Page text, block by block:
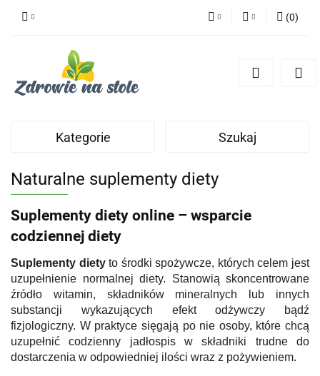
Zarejestruj się
(0)
Kategorie Szukaj
Naturalne suplementy diety
Suplementy diety online – wsparcie
codziennej diety
Suplementy dietyto środki spożywcze, których celem jest
uzupełnienie normalnej diety. Stanowią skoncentrowane
źródło witamin, składników mineralnych lub innych
substancji wykazujących efekt odżywczy bądź
fizjologiczny. W praktyce sięgają po nie osoby, które chcą
uzupełnić codzienny jadłospis w składniki trudne do
dostarczenia w odpowiedniej ilości wraz z pożywieniem.